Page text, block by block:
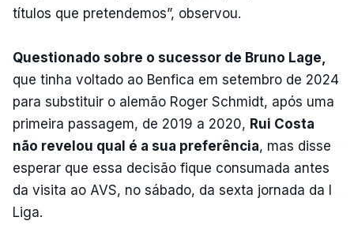
títulos que pretendemos”, observou.
Questionado sobre o sucessor de Bruno Lage,
que tinha voltado ao Benfica em setembro de 2024
para substituir o alemão Roger Schmidt, após uma
primeira passagem, de 2019 a 2020, Rui Costa
não revelou qual é a sua preferência, mas disse
esperar que essa decisão fique consumada antes
da visita ao AVS, no sábado, da sexta jornada da I
Liga.